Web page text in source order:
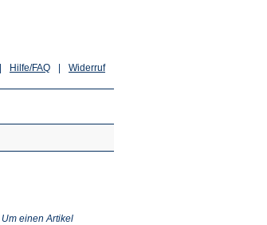
Widerruf
Hilfe/FAQ
einen Artikel